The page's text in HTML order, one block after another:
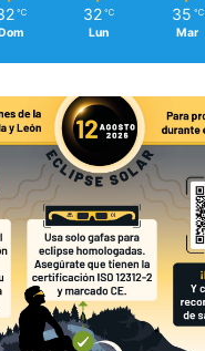
℃ 32 ℃
Lun
35 ℃
Mar